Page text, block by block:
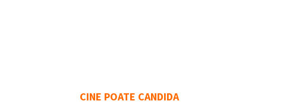
CINE POATE CANDIDA